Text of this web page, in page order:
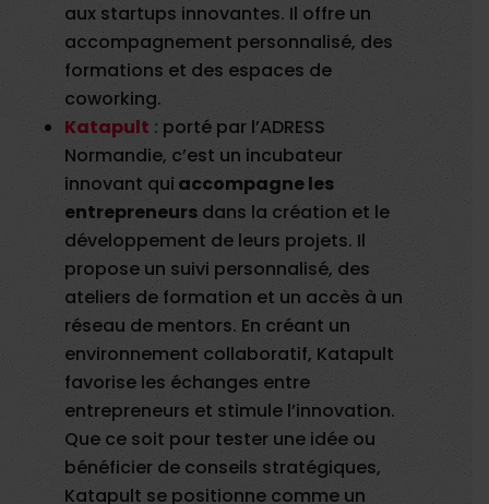
aux startups innovantes. Il offre un
accompagnement personnalisé, des
formations et des espaces de
coworking.
Katapult : porté par l’ADRESS
Normandie, c’est un incubateur
innovant quiaccompagne les
entrepreneurs dans la création et le
développement de leurs projets. Il
propose un suivi personnalisé, des
ateliers de formation et un accès à un
réseau de mentors. En créant un
environnement collaboratif, Katapult
favorise les échanges entre
entrepreneurs et stimule l’innovation.
Que ce soit pour tester une idée ou
bénéficier de conseils stratégiques,
Katapult se positionne comme un